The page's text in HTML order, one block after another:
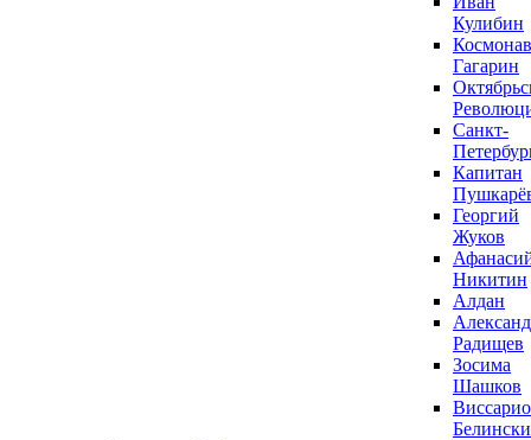
Кулибин
Гагарин
Санкт-
Капитан
Георгий
Жуков
Никитин
Алдан
Радищев
Зосима
Шашков